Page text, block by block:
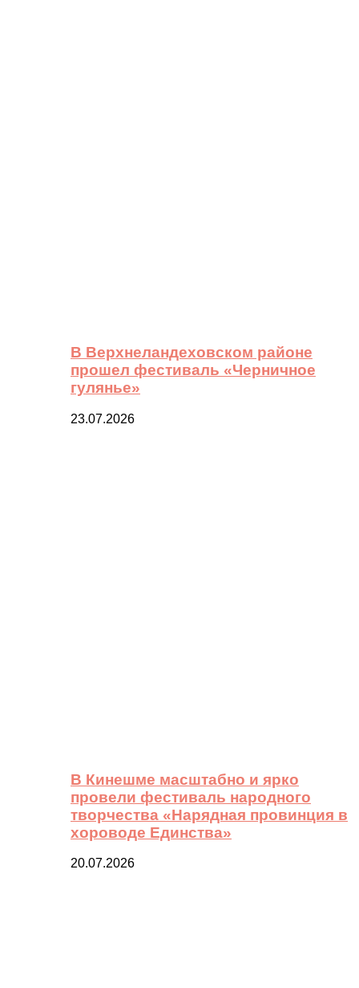
В Верхнеландеховском районе
прошел фестиваль «Черничное
гулянье»
23.07.2026
В Кинешме масштабно и ярко
провели фестиваль народного
творчества «Нарядная провинция в
хороводе Единства»
20.07.2026